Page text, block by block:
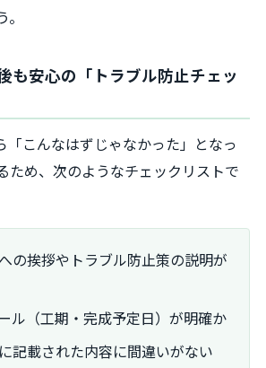
も安心の「トラブル防止チェッ
「こんなはずじゃなかった」となっ
ため、次のようなチェックリストで
の挨拶やトラブル防止策の説明が
ル（工期・完成予定日）が明確か
記載された内容に間違いがない